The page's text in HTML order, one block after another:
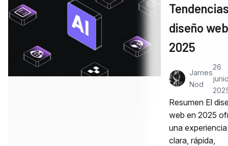
diseño web
2025
James
Nod
26
Resumen El
web en 2025
una
clara, rápida,